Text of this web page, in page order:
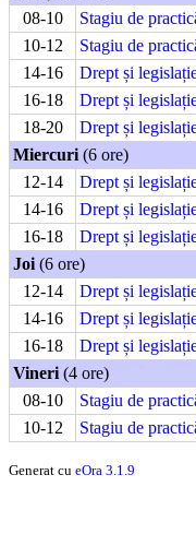
08-10
Stagiu de
10-12
Stagiu de
14-16
Drept și
16-18
Drept și
18-20
Drept și
Miercuri (6 ore)
12-14
Drept și
14-16
Drept și
16-18
Drept și
Joi (6 ore)
12-14
Drept și
14-16
Drept și
16-18
Drept și
Vineri (4 ore)
08-10
Stagiu de
10-12
Stagiu de
Generat cu eOra 3.1.9